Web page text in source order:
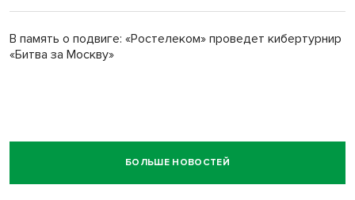
В память о подвиге: «Ростелеком» проведет кибертурнир
«Битва за Москву»
БОЛЬШЕ НОВОСТЕЙ